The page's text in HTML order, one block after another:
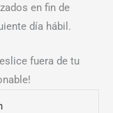
en fin de
día hábil.
fuera de tu